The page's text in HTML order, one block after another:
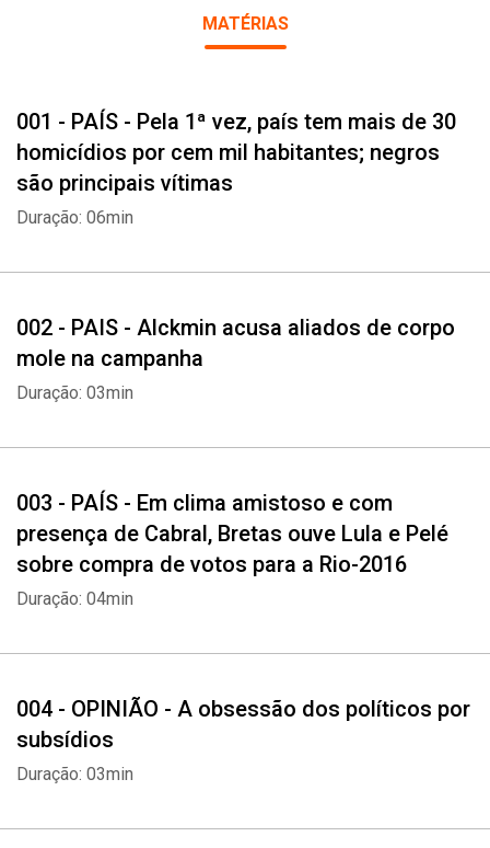
Alckmin acusa aliados de corpo mole na campanha
Em clima amistoso e com presença de Cabral, Bretas ouve Lula e
Pelé sobre compra de votos para a Rio-2016. Audiência teve
piadas, revelações e encontro familiar do ex-governador
ECONOMIA
Distribuidoras criticam controle do diesel: ‘Venezuela começou
a debater descriminalização do aborto
MATÉRIAS
001 - PAÍS - Pela 1ª vez, país tem mais de 30
homicídios por cem mil habitantes; negros
são principais vítimas
Duração: 06min
002 - PAIS - Alckmin acusa aliados de corpo
mole na campanha
Duração: 03min
003 - PAÍS - Em clima amistoso e com
presença de Cabral, Bretas ouve Lula e Pelé
sobre compra de votos para a Rio-2016
Duração: 04min
004 - OPINIÃO - A obsessão dos políticos por
subsídios
Duração: 03min